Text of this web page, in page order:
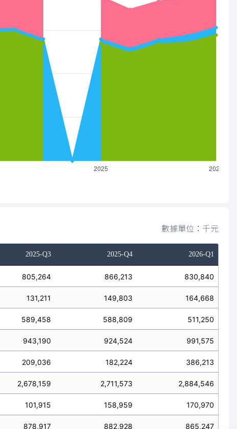
數據單位：千元
2025-Q3 2025-Q4 2026-Q1
805,264 866,213 830,840
131,211 149,803 164,668
589,458 588,809 511,250
943,190 924,524 991,575
209,036 182,224 386,213
2,678,159 2,711,573 2,884,546
101,915 158,959 170,970
878,917 882,928 865,247